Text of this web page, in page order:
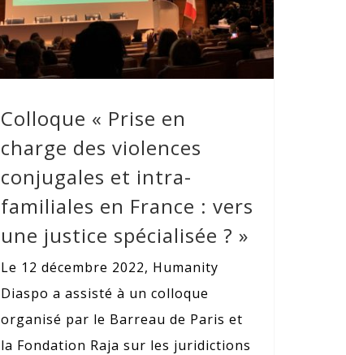
spécialisée ? »
Colloque « Prise en
charge des violences
conjugales et intra-
familiales en France : vers
une justice spécialisée ? »
Le 12 décembre 2022, Humanity
Diaspo a assisté à un colloque
organisé par le Barreau de Paris et
la Fondation Raja sur les juridictions